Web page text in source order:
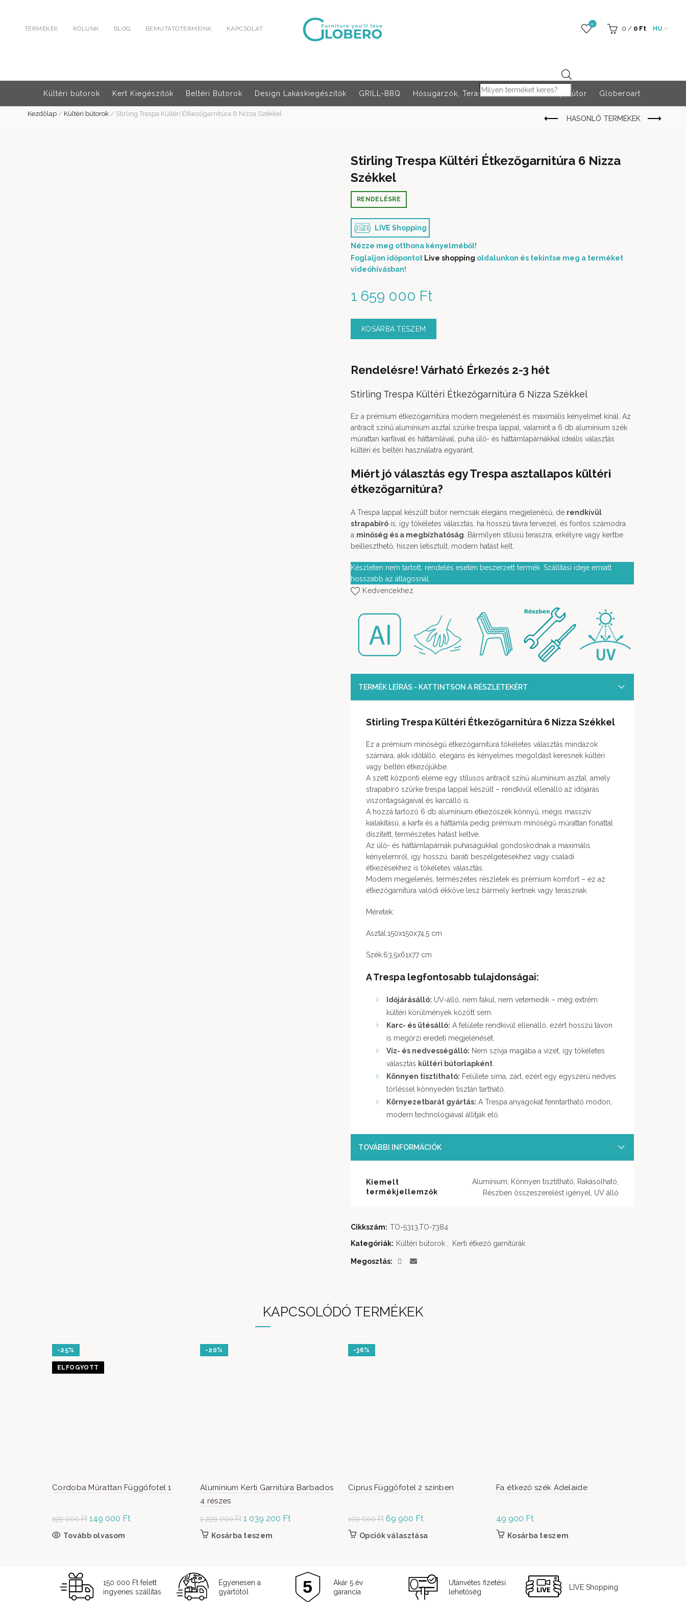
TERMÉKEK RÓLUNK BLOG BEMUTATÓTERMEINK KAPCSOLAT
Products search
0
0 / 0 Ft HU
Kültéri bútorok Kert Kiegészítők Beltéri Bútorok Design Lakáskiegészítők GRILL-BBQ Hősugárzók, Teraszfűtés Rendezvény bútor Globeroart
Kezdőlap/ Kültéri bútorok/ Stirling Trespa Kültéri Étkezőgarnitúra 6 Nizza Székkel
Stirling Trespa Kültéri Étkezőgarnitúra 6 Nizza
Székkel
1 659 000 Ft
RENDELÉSRE
LIVE Shopping
Nézze meg otthona kényelméből!
Foglaljon időpontot Live shopping oldalunkon és tekintse meg a terméket
videóhívásban!
KOSÁRBA TESZEM
Rendelésre! Várható Érkezés 2-3 hét
Stirling Trespa Kültéri Étkezőgarnitúra 6 Nizza Székkel
Ez a prémium étkezőgarnitúra modern megjelenést és maximális kényelmet kínál. Az
antracit színű alumínium asztal szürke trespa lappal, valamint a 6 db alumínium szék
műrattan karfával és háttámlával, puha ülő- és háttámlapárnákkal ideális választás
kültéri és beltéri használatra egyaránt.
Miért jó választás egy Trespa asztallapos kültéri
étkezőgarnitúra?
A Trespa lappal készült bútor nemcsak elegáns megjelenésű, de rendkívül
strapabíró is, így tökéletes választás, ha hosszú távra tervezel, és fontos számodra
a minőség és a megbízhatóság . Bármilyen stílusú teraszra, erkélyre vagy kertbe
beilleszthető, hiszen letisztult, modern hatást kelt.
Készleten nem tartott, rendelés esetén beszerzett termék. Szállítási ideje emiatt
hosszabb az átlagosnál.
Kedvencekhez
TERMÉK LEÍRÁS - KATTINTSON A RÉSZLETEKÉRT
Stirling Trespa Kültéri Étkezőgarnitúra 6 Nizza Székkel
Ez a prémium minőségű étkezőgarnitúra tökéletes választás mindazok
számára, akik időtálló, elegáns és kényelmes megoldást keresnek kültéri
vagy beltéri étkezőjükbe.
A szett központi eleme egy stílusos antracit színű alumínium asztal, amely
strapabíró szürke trespa lappal készült – rendkívül ellenálló az időjárás
viszontagságaival és karcálló is.
A hozzá tartozó 6 db alumínium étkezőszék könnyű, mégis masszív
kialakítású, a karfa és a háttámla pedig prémium minőségű műrattan fonattal
díszített, természetes hatást keltve.
Az ülő- és háttámlapárnák puhaságukkal gondoskodnak a maximális
kényelemről, így hosszú, baráti beszélgetésekhez vagy családi
étkezésekhez is tökéletes választás.
Modern megjelenés, természetes részletek és prémium komfort – ez az
étkezőgarnitúra valódi ékköve lesz bármely kertnek vagy terasznak.
Méretek:
Asztal:150x150x74,5 cm
Szék:63,5x61x77 cm
A Trespa legfontosabb tulajdonságai:
Időjárásálló: UV-álló, nem fakul, nem vetemedik – még extrém
kültéri körülmények között sem.
Karc- és ütésálló: A felülete rendkívül ellenálló, ezért hosszú távon
is megőrzi eredeti megjelenését.
Víz- és nedvességálló: Nem szívja magába a vizet, így tökéletes
választás kültéri bútorlapként
Könnyen tisztítható: Felülete sima, zárt, ezért egy egyszerű nedves
törléssel könnyedén tisztán tartható.
Környezetbarát gyártás: A Trespa anyagokat fenntartható módon,
modern technológiával állítják elő.
TOVÁBBI INFORMÁCIÓK
Kiemelt
termékjellemzők
Alumínium, Könnyen tisztítható, Rakásolható,
Részben összeszerelést igényel, UV álló
Cikkszám: TO-5313,TO-7384
Kategóriák: Kültéri bútorok Kerti étkező garnitúrák
Megosztás
KAPCSOLÓDÓ TERMÉKEK
-25%
ELFOGYOTT
Cordoba Műrattan Függőfotel 1
199 000Ft Original
price was:
149 000 Ft
Tovább olvasom
-20%
Alumínium Kerti Garnitúra Barbados
4 részes
1 299 000Ft Original
price was: 1
1 039 200 Ft
Kosárba teszem
-36%
Ciprus Függőfotel 2 színben
109 000Ft Original
price was:
69 900 Ft
Opciók választása Ennek a terméknek több variációja van. A változatok a
Fa étkező szék Adelaide
49 900 Ft
Kosárba teszem
150 000 Ft felett
ingyenes szállítás
Egyenesen a
gyártótól
Akár 5 év
garancia
Utánvétes fizetési
lehetőség
LIVE Shopping